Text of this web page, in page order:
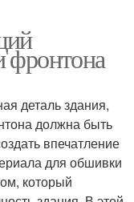
фронтона
деталь здания,
должна быть
впечатление
для обшивки
который